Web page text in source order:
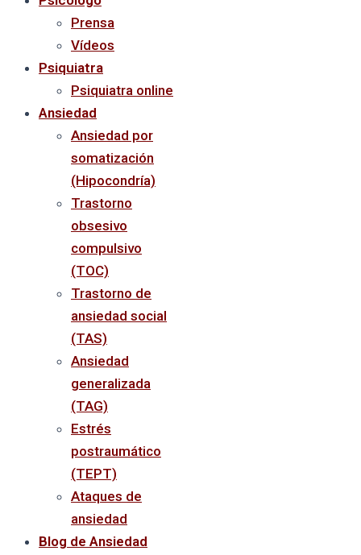
Prensa
Vídeos
Psiquiatra
Psiquiatra online
Ansiedad
Ansiedad por
somatización
(Hipocondría)
Trastorno
obsesivo
compulsivo
(TOC)
Trastorno de
ansiedad social
(TAS)
Ansiedad
generalizada
(TAG)
Estrés
postraumático
(TEPT)
Ataques de
ansiedad
Blog de Ansiedad